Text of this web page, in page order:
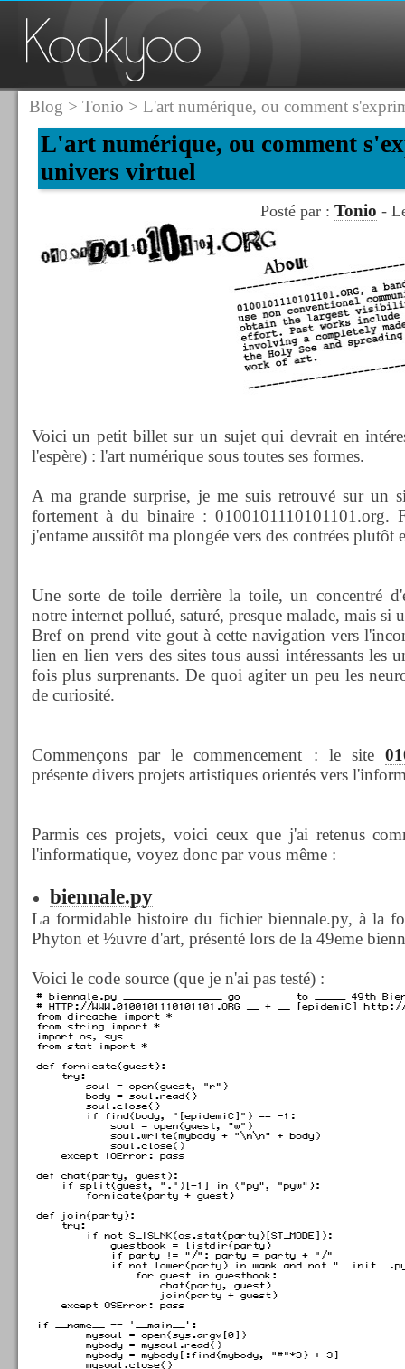
Blog > Tonio > L'art numérique, ou comment
L'art numérique, ou comment
univers virtuel
Posté par : Tonio -
Voici un petit billet sur un sujet qui devrait en
l'espère) : l'art numérique sous toutes ses formes.
A ma grande surprise, je me suis retrouvé sur un
fortement à du binaire : 0100101110101101.org.
j'entame aussitôt ma plongée vers des contrées plutôt
Une sorte de toile derrière la toile, un concentré
notre internet pollué, saturé, presque malade, mais si
Bref on prend vite gout à cette navigation vers
lien en lien vers des sites tous aussi intéressants les
fois plus surprenants. De quoi agiter un peu les
de curiosité.
Commençons par le commencement : le site
présente divers projets artistiques orientés vers
Parmis ces projets, voici ceux que j'ai retenus
l'informatique, voyez donc par vous même :
biennale.py
La formidable histoire du fichier biennale.py, à la
Phyton et ½uvre d'art, présenté lors de la 49eme
Voici le code source (que je n'ai pas testé) :